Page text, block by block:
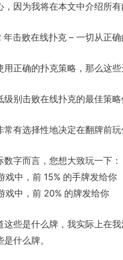
，因为我将在本文中介绍所
击败在线扑克 – 一切从正
用正确的扑克策略，那么这些
级别击败在线扑克的最佳策略
常有选择性地决定在翻牌前
数字而言，您想大致玩一下：
戏中，前 15% 的手牌发给你
戏中，前 20% 的牌发给你
这些是什么牌，我实际上在
什么牌。